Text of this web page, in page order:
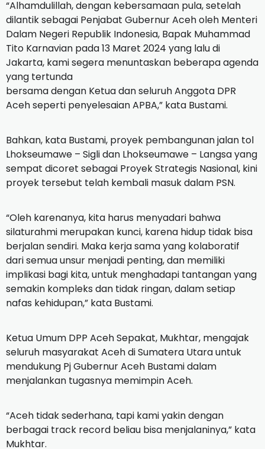
“Alhamdulillah, dengan kebersamaan pula, setelah
dilantik sebagai Penjabat Gubernur Aceh oleh Menteri
Dalam Negeri Republik Indonesia, Bapak Muhammad
Tito Karnavian pada 13 Maret 2024 yang lalu di
Jakarta, kami segera menuntaskan beberapa agenda
yang tertunda
bersama dengan Ketua dan seluruh Anggota DPR
Aceh seperti penyelesaian APBA,” kata Bustami.
Bahkan, kata Bustami, proyek pembangunan jalan tol
Lhokseumawe – Sigli dan Lhokseumawe – Langsa yang
sempat dicoret sebagai Proyek Strategis Nasional, kini
proyek tersebut telah kembali masuk dalam PSN.
“Oleh karenanya, kita harus menyadari bahwa
silaturahmi merupakan kunci, karena hidup tidak bisa
berjalan sendiri. Maka kerja sama yang kolaboratif
dari semua unsur menjadi penting, dan memiliki
implikasi bagi kita, untuk menghadapi tantangan yang
semakin kompleks dan tidak ringan, dalam setiap
nafas kehidupan,” kata Bustami.
Ketua Umum DPP Aceh Sepakat, Mukhtar, mengajak
seluruh masyarakat Aceh di Sumatera Utara untuk
mendukung Pj Gubernur Aceh Bustami dalam
menjalankan tugasnya memimpin Aceh.
“Aceh tidak sederhana, tapi kami yakin dengan
berbagai track record beliau bisa menjalaninya,” kata
Mukhtar.